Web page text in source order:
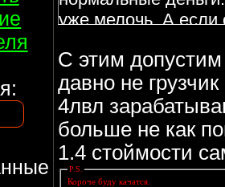
уже мелочь. А если
налево, потому что
С этим
давно не
4лвл
больше не как
1.4 стоймости
P.S.
Короче буду качатся.